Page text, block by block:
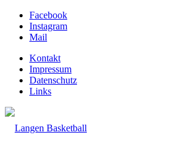
Facebook
Instagram
Mail
Kontakt
Impressum
Datenschutz
Links